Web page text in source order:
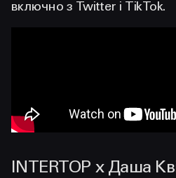
включно з Twitter і TikTok.
INTERTOP x Даша